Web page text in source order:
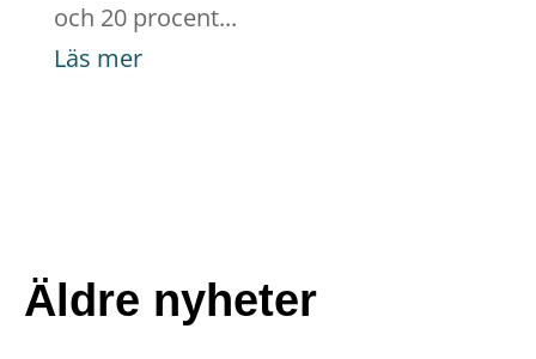
och 20 procent...
Läs mer
Äldre nyheter